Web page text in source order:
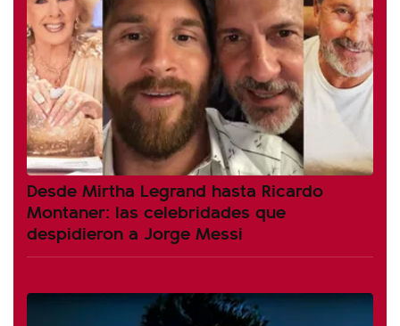
Desde Mirtha Legrand hasta Ricardo
Montaner: las celebridades que
despidieron a Jorge Messi